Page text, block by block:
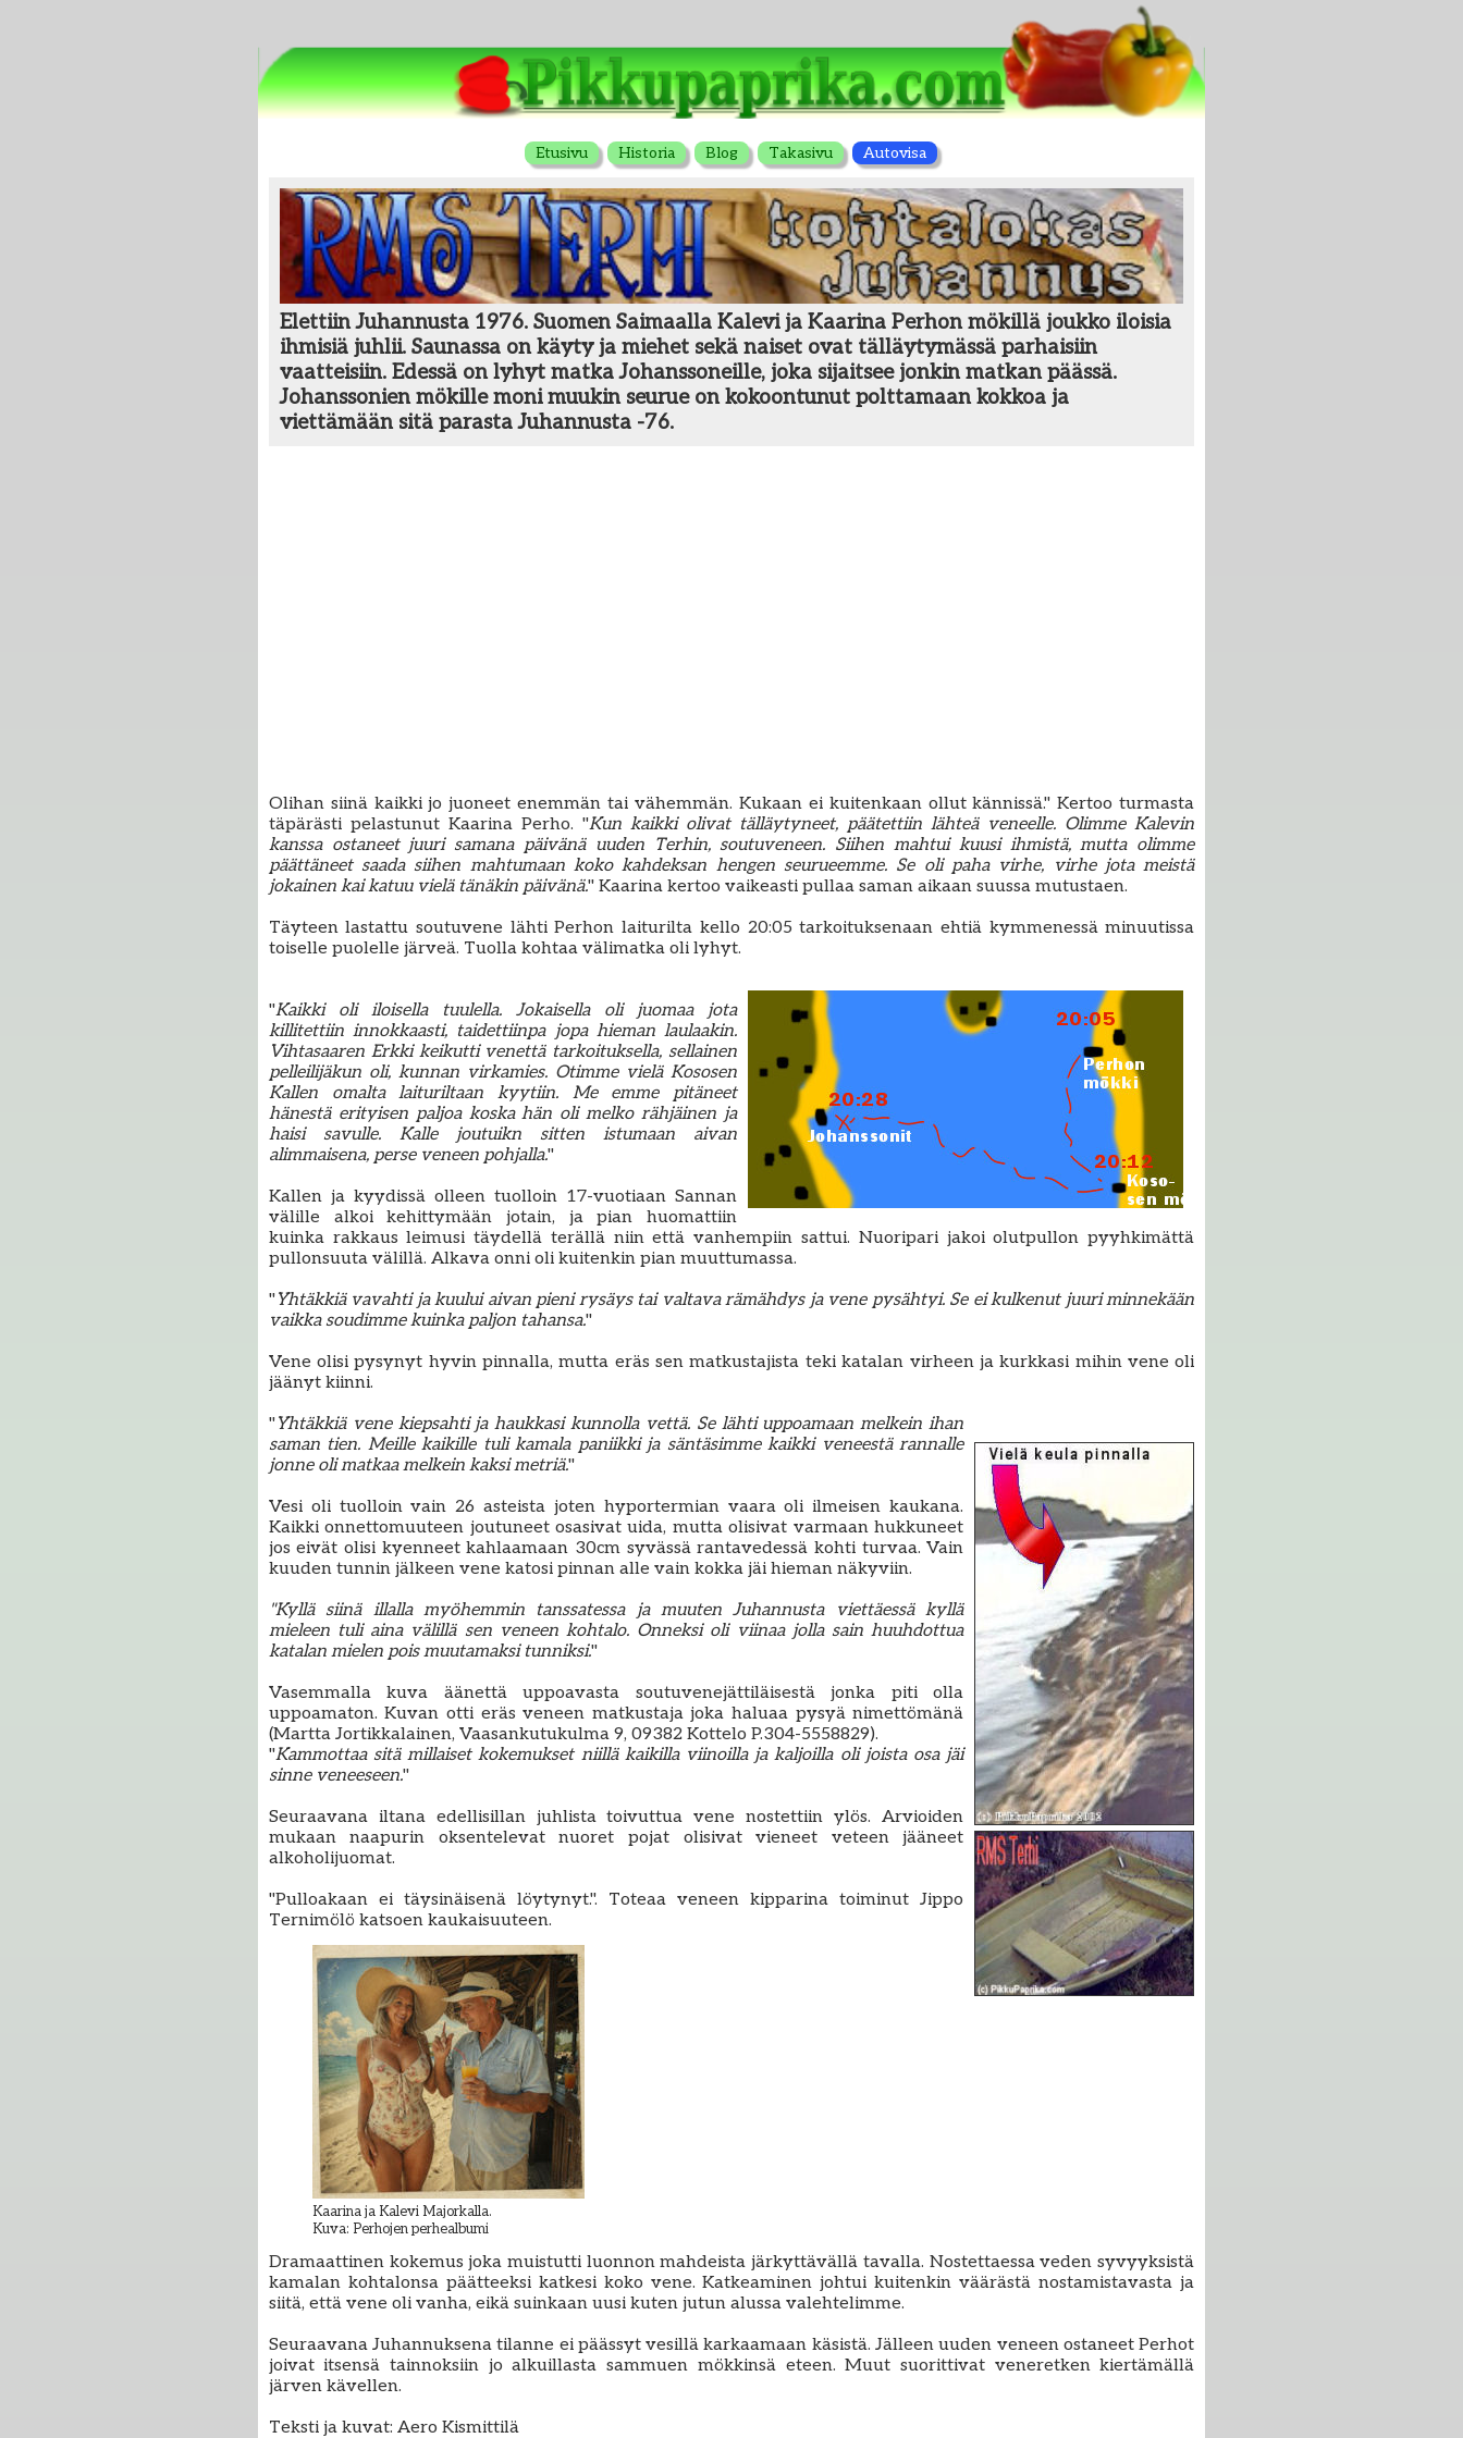
Etusivu Historia Blog Takasivu Autovisa
Elettiin Juhannusta 1976. Suomen Saimaalla Kalevi ja Kaarina Perhon mökillä joukko iloisia
ihmisiä juhlii. Saunassa on käyty ja miehet sekä naiset ovat tälläytymässä parhaisiin
vaatteisiin. Edessä on lyhyt matka Johanssoneille, joka sijaitsee jonkin matkan päässä.
Johanssonien mökille moni muukin seurue on kokoontunut polttamaan kokkoa ja
viettämään sitä parasta Juhannusta -76.
Olihan siinä kaikki jo juoneet enemmän tai vähemmän. Kukaan ei kuitenkaan ollut kännissä." Kertoo turmasta
täpärästi pelastunut Kaarina Perho. "Kun kaikki olivat tälläytyneet, päätettiin lähteä veneelle. Olimme Kalevin
kanssa ostaneet juuri samana päivänä uuden Terhin, soutuveneen. Siihen mahtui kuusi ihmistä, mutta olimme
päättäneet saada siihen mahtumaan koko kahdeksan hengen seurueemme. Se oli paha virhe, virhe jota meistä
jokainen kai katuu vielä tänäkin päivänä." Kaarina kertoo vaikeasti pullaa saman aikaan suussa mutustaen.
Täyteen lastattu soutuvene lähti Perhon laiturilta kello 20:05 tarkoituksenaan ehtiä kymmenessä minuutissa
toiselle puolelle järveä. Tuolla kohtaa välimatka oli lyhyt.
"Kaikki oli iloisella tuulella. Jokaisella oli juomaa jota
killitettiin innokkaasti, taidettiinpa jopa hieman laulaakin.
Vihtasaaren Erkki keikutti venettä tarkoituksella, sellainen
pelleilijäkun oli, kunnan virkamies. Otimme vielä Kososen
Kallen omalta laituriltaan kyytiin. Me emme pitäneet
hänestä erityisen paljoa koska hän oli melko rähjäinen ja
haisi savulle. Kalle joutuikn sitten istumaan aivan
alimmaisena, perse veneen pohjalla."
Kallen ja kyydissä olleen tuolloin 17-vuotiaan Sannan
välille alkoi kehittymään jotain, ja pian huomattiin
kuinka rakkaus leimusi täydellä terällä niin että vanhempiin sattui. Nuoripari jakoi olutpullon pyyhkimättä
pullonsuuta välillä. Alkava onni oli kuitenkin pian muuttumassa.
"Yhtäkkiä vavahti ja kuului aivan pieni rysäys tai valtava rämähdys ja vene pysähtyi. Se ei kulkenut juuri minnekään
vaikka soudimme kuinka paljon tahansa."
Vene olisi pysynyt hyvin pinnalla, mutta eräs sen matkustajista teki katalan virheen ja kurkkasi mihin vene oli
jäänyt kiinni.
"Yhtäkkiä vene kiepsahti ja haukkasi kunnolla vettä. Se lähti uppoamaan melkein ihan
saman tien. Meille kaikille tuli kamala paniikki ja säntäsimme kaikki veneestä rannalle
jonne oli matkaa melkein kaksi metriä."
Vesi oli tuolloin vain 26 asteista joten hyportermian vaara oli ilmeisen kaukana.
Kaikki onnettomuuteen joutuneet osasivat uida, mutta olisivat varmaan hukkuneet
jos eivät olisi kyenneet kahlaamaan 30cm syvässä rantavedessä kohti turvaa. Vain
kuuden tunnin jälkeen vene katosi pinnan alle vain kokka jäi hieman näkyviin.
"Kyllä siinä illalla myöhemmin tanssatessa ja muuten Juhannusta viettäessä kyllä
mieleen tuli aina välillä sen veneen kohtalo. Onneksi oli viinaa jolla sain huuhdottua
katalan mielen pois muutamaksi tunniksi."
Vasemmalla kuva äänettä uppoavasta soutuvenejättiläisestä jonka piti olla
uppoamaton. Kuvan otti eräs veneen matkustaja joka haluaa pysyä nimettömänä
(Martta Jortikkalainen, Vaasankutukulma 9, 09382 Kottelo P.304-5558829).
"Kammottaa sitä millaiset kokemukset niillä kaikilla viinoilla ja kaljoilla oli joista osa jäi
sinne veneeseen."
Seuraavana iltana edellisillan juhlista toivuttua vene nostettiin ylös. Arvioiden
mukaan naapurin oksentelevat nuoret pojat olisivat vieneet veteen jääneet
alkoholijuomat.
"Pulloakaan ei täysinäisenä löytynyt.". Toteaa veneen kipparina toiminut Jippo
Ternimölö katsoen kaukaisuuteen.
Kaarina ja Kalevi Majorkalla.
Kuva: Perhojen perhealbumi
Dramaattinen kokemus joka muistutti luonnon mahdeista järkyttävällä tavalla. Nostettaessa veden syvyyksistä
kamalan kohtalonsa päätteeksi katkesi koko vene. Katkeaminen johtui kuitenkin väärästä nostamistavasta ja
siitä, että vene oli vanha, eikä suinkaan uusi kuten jutun alussa valehtelimme.
Seuraavana Juhannuksena tilanne ei päässyt vesillä karkaamaan käsistä. Jälleen uuden veneen ostaneet Perhot
joivat itsensä tainnoksiin jo alkuillasta sammuen mökkinsä eteen. Muut suorittivat veneretken kiertämällä
järven kävellen.
Teksti ja kuvat: Aero Kismittilä